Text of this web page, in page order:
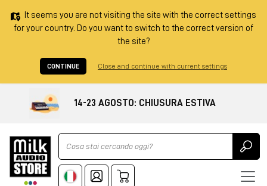
It seems you are not visiting the site with the correct settings
for your country. Do you want to switch to the correct version of
the site?
CONTINUE Close and continue with current settings
14-23 AGOSTO: CHIUSURA ESTIVA
Ricerca